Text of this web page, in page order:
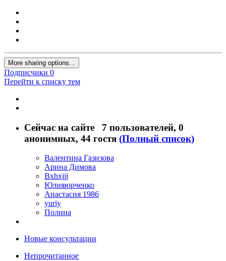
More sharing options...
Подписчики 0
Перейти к списку тем
Сейчас на сайте 7 пользователей, 0
анонимных, 44 гостя (Полный список)
Валентина Газизова
Арина Димова
Bxhxjjj
Юлияюрченко
Анастасия 1986
yuriy
Полина
Новые консультации
Непрочитанное